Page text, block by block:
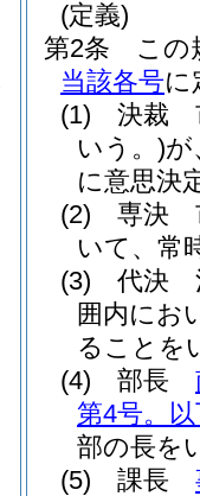
(定義)
第2条
この
当該各号に
(1)
決裁
いう。)が
に意思決
(2)
専決
いて、常
(3)
代決
囲内にお
ることを
(4)
部長
第4号。
部の長を
(5)
課長